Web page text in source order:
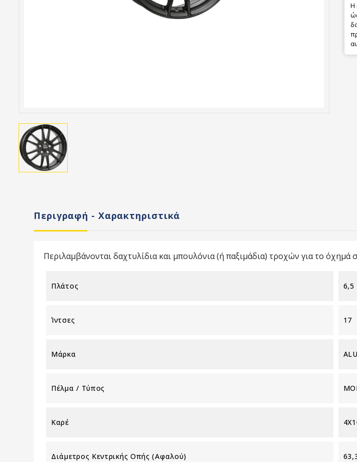
Η
Περιγραφή - Χαρακτηριστικά
Περιλαμβάνονται δαχτυλίδια και μπουλόνια (ή παξιμάδια) τροχών για το όχημά
Πλάτος 6,5
Ίντσες 17
Μάρκα
Πέλμα / Τύπος
Καρέ
Διάμετρος Κεντρικής Οπής (αφαλού)